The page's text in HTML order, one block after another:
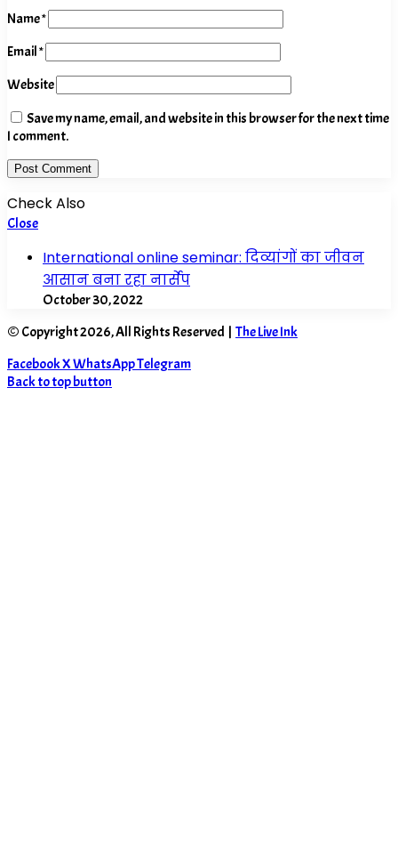
Name*
Email*
Website
Save my name, email, and website in this browser for the next time
I comment.
Check Also
Close
International online seminar: दिव्यांगों का जीवन
आसान बना रहा नार्सेप
October 30, 2022
© Copyright 2026, All Rights Reserved | The Live Ink
FacebookXWhatsAppTelegram
Back to top button